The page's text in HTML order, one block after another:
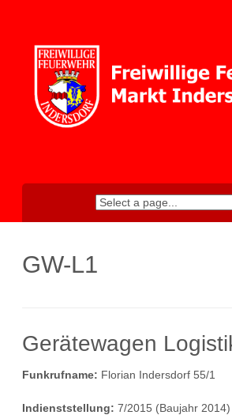
GW-L1
Gerätewagen
Funkrufname: Florian Indersdorf 55/1
Indienststellung: 7/2015 (Baujahr 2014)